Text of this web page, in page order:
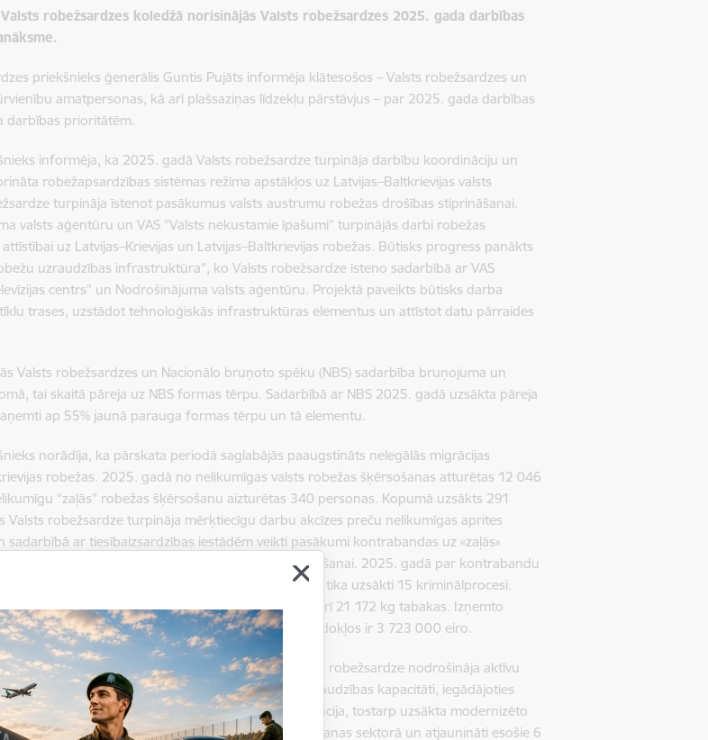
robežsardzes koledžā norisinājās Valsts robežsardzes 2025. gada darbības
priekšnieks ģenerālis Guntis Pujāts informēja klātesošos – Valsts robežsardzes un
amatpersonas, kā arī plašsaziņas līdzekļu pārstāvjus – par 2025. gada darbības
darbības prioritātēm.
informēja, ka 2025. gadā Valsts robežsardze turpināja darbību koordināciju un
robežapsardzības sistēmas režīma apstākļos uz Latvijas–Baltkrievijas valsts
turpināja īstenot pasākumus valsts austrumu robežas drošības stiprināšanai.
valsts aģentūru un VAS “Valsts nekustamie īpašumi” turpinājās darbi robežas
uz Latvijas–Krievijas un Latvijas–Baltkrievijas robežas. Būtisks progress panākts
uzraudzības infrastruktūra”, ko Valsts robežsardze īsteno sadarbībā ar VAS
centrs” un Nodrošinājuma valsts aģentūru. Projektā paveikts būtisks darba
trases, uzstādot tehnoloģiskās infrastruktūras elementus un attīstot datu pārraides
Valsts robežsardzes un Nacionālo bruņoto spēku (NBS) sadarbība bruņojuma un
tai skaitā pāreja uz NBS formas tērpu. Sadarbībā ar NBS 2025. gadā uzsākta pāreja
ap 55% jaunā parauga formas tērpu un tā elementu.
norādīja, ka pārskata periodā saglabājās paaugstināts nelegālās migrācijas
robežas. 2025. gadā no nelikumīgas valsts robežas šķērsošanas atturētas 12 046
“zaļās” robežas šķērsošanu aizturētas 340 personas. Kopumā uzsākts 291
Valsts robežsardze turpināja mērķtiecīgu darbu akcīzes preču nelikumīgas aprites
sadarbībā ar tiesībaizsardzības iestādēm veikti pasākumi kontrabandas uz «zaļās»
nelikumīgas aprites novēršanai un apkarošanai. 2025. gadā par kontrabandu
saistībā ar akcīzes preču nelikumīgu apriti tika uzsākti 15 kriminālprocesi.
rezultātā tika izņemtas 42 726 734 cigaretes, kā arī 21 172 kg tabakas. Izņemto
novērstais kaitējums valstij nenomaksātajos nodokļos ir 3 723 000 eiro.
priekšnieks uzsvēra, ka 2025. gadā Valsts robežsardze nodrošināja aktīvu
kopīgajās operācijās, kā arī attīstīja jūras robežuzraudzības kapacitāti, iegādājoties
Vienlaikus turpinājās informācijas sistēmu modernizācija, tostarp uzsākta modernizēto
lidostā. Papildus tika uzstādīti 10 jauni vārti izlidošanas sektorā un atjaunināti esošie 6